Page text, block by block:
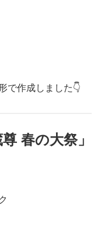
で作成しました👇
春の大祭」